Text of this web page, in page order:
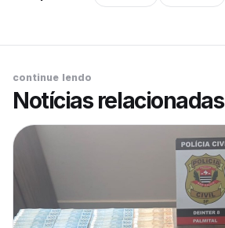
continue lendo
Notícias relacionadas